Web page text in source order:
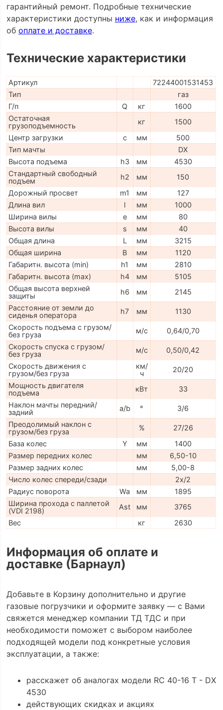
гарантийный ремонт. Подробные технические
характеристики доступны ниже, как и информация
об оплате и доставке.
Технические характеристики
Артикул
72244001531453
Тип
газ
Г/п
Q кг
1600
Остаточная
грузоподъемность
кг
1500
Центр загрузки
c мм
500
Тип мачты
DX
Высота подъема
h3 мм
4530
Стандартный свободный
подъем
h2 мм
150
Дорожный просвет
m1 мм
127
Длина вил
l мм
1000
Ширина вилы
e мм
80
Высота вилы
s мм
40
Общая длина
L мм
3215
Общая ширина
B мм
1120
Габаритн. высота (min)
h1 мм
2810
Габаритн. высота (max)
h4 мм
5105
Общая высота верхней
защиты
h6 мм
2145
Расстояние от земли до
сиденья оператора
h7 мм
1130
Скорость подъема с грузом/
без груза
м/с
0,64/0,70
Скорость спуска с грузом/
без груза
м/с
0,50/0,42
Скорость движения с
грузом/без груза
км/
ч
20/20
Мощность двигателя
подъема
кВт
33
Наклон мачты передний/
задний
a/b °
3/6
Преодолимый наклон с
грузом/без груза
%
27/26
База колес
Y мм
1400
Размер передних колес
мм
6,50-10
Размер задних колес
мм
5,00-8
Число колес спереди/сзади
2x/2
Радиус поворота
Wa мм
1895
Ширина прохода с паллетой
(VDI 2198)
Ast мм
3765
Вес
кг 2630
Информация об оплате и
доставке (Барнаул)
Добавьте в Корзину дополнительно и другие
газовые погрузчики и оформите заявку — с Вами
свяжется менеджер компании ТД ТДС и при
необходимости поможет с выбором наиболее
подходящей модели под конкретные условия
эксплуатации, а также:
расскажет об аналогах модели RC 40-16 T - DX
4530
действующих скидках и акциях